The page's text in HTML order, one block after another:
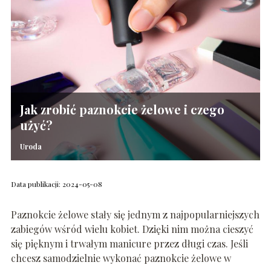
Jak zrobić paznokcie żelowe i czego
użyć?
Uroda
Data publikacji: 2024-05-08
Paznokcie żelowe stały się jednym z najpopularniejszych
zabiegów wśród wielu kobiet. Dzięki nim można cieszyć
się pięknym i trwałym manicure przez długi czas. Jeśli
chcesz samodzielnie wykonać paznokcie żelowe w